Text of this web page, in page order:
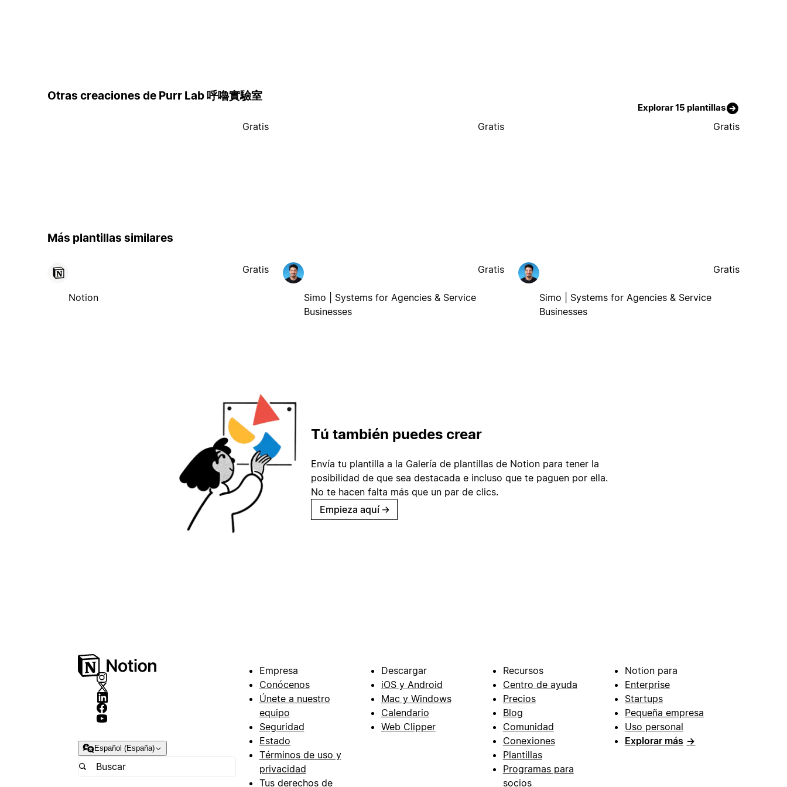
Otras creaciones de Purr Lab 呼嚕實驗室
Explorar 15 plantillas
Gratis Gratis Gratis
Más plantillas similares
Notion
Gratis
Simo | Systems for Agencies & Service
Businesses
Gratis
Simo | Systems for Agencies & Service
Businesses
Gratis
Tú también puedes crear
Envía tu plantilla a la Galería de plantillas de Notion para tener la
posibilidad de que sea destacada e incluso que te paguen por ella.
No te hacen falta más que un par de clics.
Empieza aquí →
Español (España)
Empresa
Conócenos
Únete a nuestro
equipo
Seguridad
Estado
Términos de uso y
privacidad
Tus derechos de
Descargar
iOS y Android
Mac y Windows
Calendario
Web Clipper
Recursos
Centro de ayuda
Precios
Blog
Comunidad
Conexiones
Plantillas
Programas para
socios
Notion para
Enterprise
Startups
Pequeña empresa
Uso personal
Explorar más →